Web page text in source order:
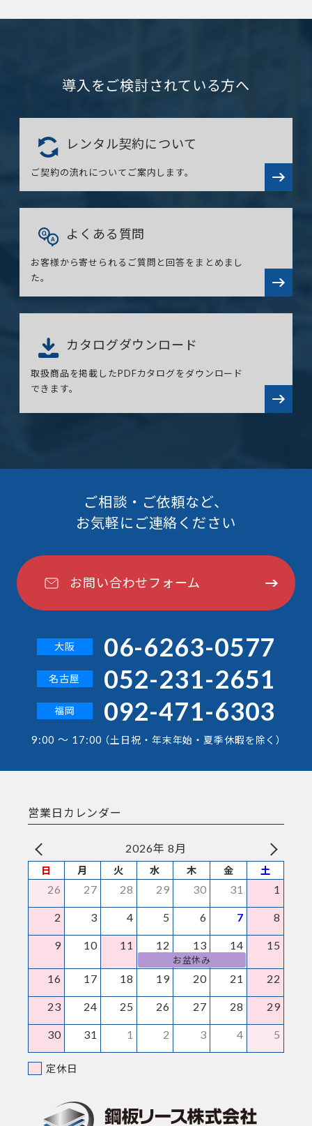
導入をご検討されている方へ
レンタル契約について
ご契約の流れについてご案内します。
よくある質問
お客様から寄せられるご質問と回答をまとめまし
た。
カタログダウンロード
取扱商品を掲載したPDFカタログをダウンロード
できます。
ご相談・ご依頼など、
お気軽にご連絡ください
お問い合わせフォーム
大阪 06-6263-0577
名古屋 052-231-2651
福岡 092-471-6303
9:00 ～ 17:00（土日祝・年末年始・夏季休暇を除く）
営業日カレンダー
2026年 8月
日 月 火 水 木 金 土
26 27 28 29 30 31 1
2 3 4 5 6 7 8
9 10 11 12 13 14 15
お盆休み
16 17 18 19 20 21 22
23 24 25 26 27 28 29
30 31 1 2 3 4 5
定休日